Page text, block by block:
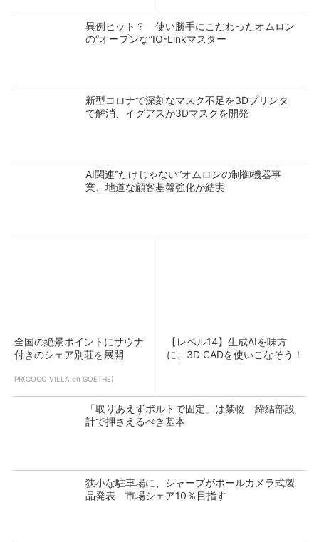
異例ヒット？ 使い勝手にこだわったオムロン
の“オープンな”IO-Linkマスター
新型コロナで深刻なマスク不足を3Dプリンタ
で解消、イグアスが3Dマスクを開発
AI関連“だけじゃない”オムロンの制御機器事
業、地道な顧客基盤強化が結実
全国の絶景ポイントにサウナ
付きのシェア別荘を展開
PR(COCO VILLA on GOETHE)
【レベル14】生成AIを味方
に、3D CADを使いこなそう！
「取りあえずボルトで固定」は禁物 締結部設
計で押さえるべき基本
狭小な駐車場に、シャープがポールカメラ式製
品発表 市場シェア10％目指す